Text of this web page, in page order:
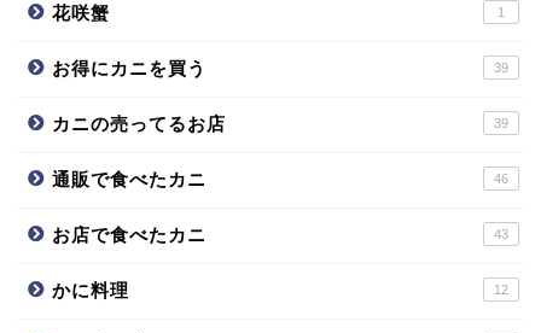
花咲蟹 1
お得にカニを買う 39
カニの売ってるお店 39
通販で食べたカニ 46
お店で食べたカニ 43
かに料理 12